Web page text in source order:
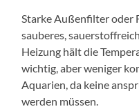
Starke Außenfilter oder
sauberes,
Heizung hält die
wichtig, aber weniger
Aquarien, da keine
werden müssen.